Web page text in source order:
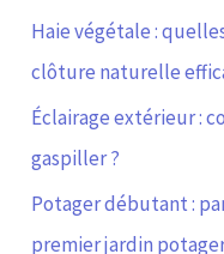
Haie végétale :
clôture naturelle
Éclairage extérieur :
gaspiller ?
Potager débutant :
premier jardin